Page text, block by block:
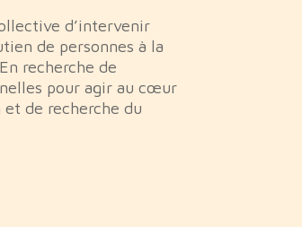
d’intervenir
de personnes à la
recherche de
pour agir au cœur
de recherche du